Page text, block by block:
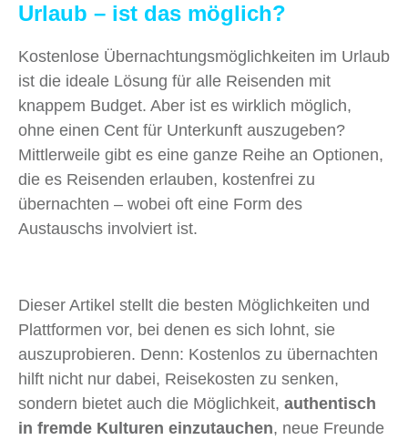
Urlaub – ist das möglich?
Kostenlose Übernachtungsmöglichkeiten im Urlaub
ist die ideale Lösung für alle Reisenden mit
knappem Budget. Aber ist es wirklich möglich,
ohne einen Cent für Unterkunft auszugeben?
Mittlerweile gibt es eine ganze Reihe an Optionen,
die es Reisenden erlauben, kostenfrei zu
übernachten – wobei oft eine Form des
Austauschs involviert ist.
Dieser Artikel stellt die besten Möglichkeiten und
Plattformen vor, bei denen es sich lohnt, sie
auszuprobieren. Denn: Kostenlos zu übernachten
hilft nicht nur dabei, Reisekosten zu senken,
sondern bietet auch die Möglichkeit, authentisch
in fremde Kulturen einzutauchen, neue Freunde